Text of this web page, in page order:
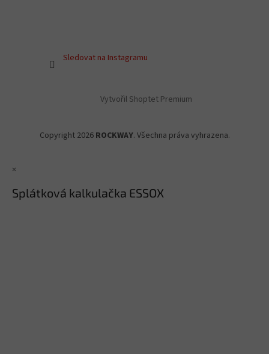
Sledovat na Instagramu
Vytvořil Shoptet Premium
Copyright 2026 ROCKWAY. Všechna práva vyhrazena.
×
Splátková kalkulačka ESSOX